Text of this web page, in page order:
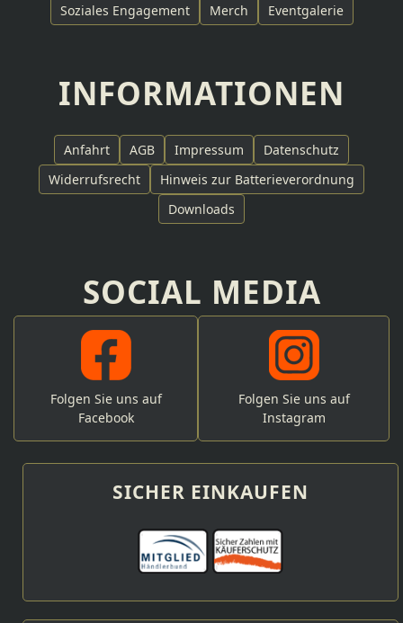
Soziales Engagement
Merch Eventgalerie
INFORMATIONEN
Anfahrt AGB Impressum
Datenschutz
Widerrufsrecht
Hinweis zur Batterieverordnung
Downloads
SOCIAL MEDIA
Folgen Sie uns auf
Facebook
Folgen Sie uns auf
Instagram
SICHER EINKAUFEN